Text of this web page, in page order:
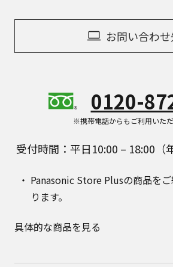
お問い合わ
0120-
※携帯電話からもご利用いた
受付時間：平日10:00 – 18:00（
Panasonic Store Plusの商品を
ります。
具体的な商品を見る